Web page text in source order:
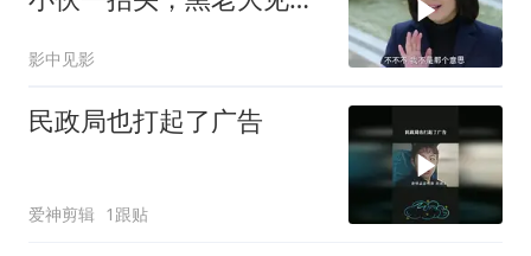
影中见影
民政局也打起了广告
爱神剪辑 1跟贴